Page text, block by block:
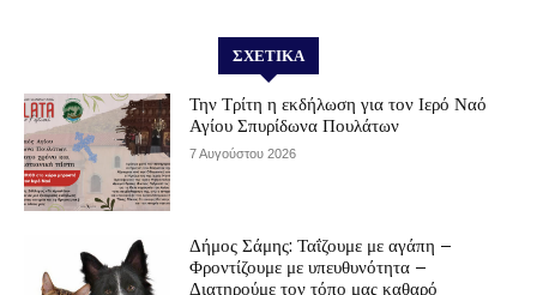
ΣΧΕΤΙΚΆ
Την Τρίτη η εκδήλωση για τον Ιερό Ναό
Αγίου Σπυρίδωνα Πουλάτων
7 Αυγούστου 2026
Δήμος Σάμης: Ταΐζουμε με αγάπη –
Φροντίζουμε με υπευθυνότητα –
Διατηρούμε τον τόπο μας καθαρό